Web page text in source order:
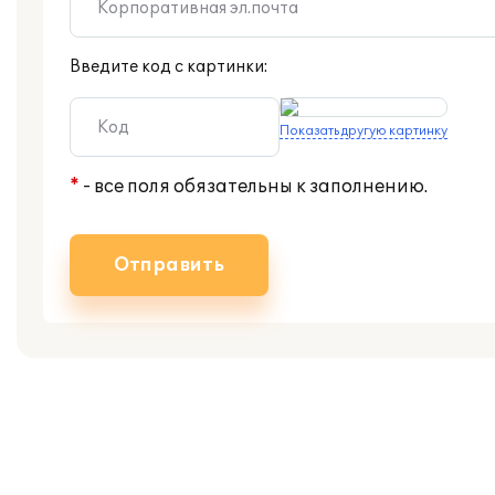
Введите код с картинки:
Показать другую картинку
* - все поля обязательны к заполнению.
Отправить